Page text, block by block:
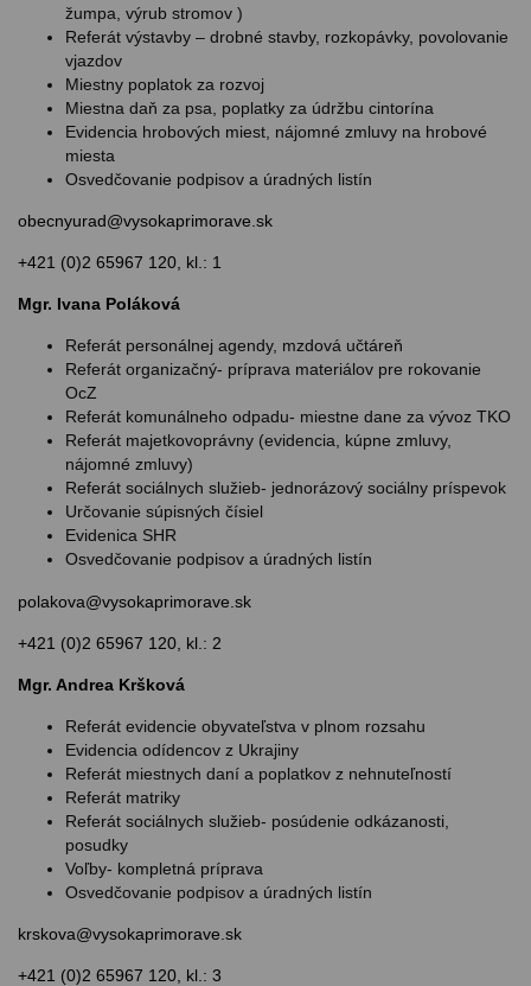
žumpa, výrub stromov )
Referát výstavby – drobné stavby, rozkopávky, povolovanie
vjazdov
Miestny poplatok za rozvoj
Miestna daň za psa, poplatky za údržbu cintorína
Evidencia hrobových miest, nájomné zmluvy na hrobové
miesta
Osvedčovanie podpisov a úradných listín
obecnyurad@vysokaprimorave.sk
+421 (0)2 65967 120, kl.: 1
Mgr. Ivana Poláková
Referát personálnej agendy, mzdová učtáreň
Referát organizačný- príprava materiálov pre rokovanie
OcZ
Referát komunálneho odpadu- miestne dane za vývoz TKO
Referát majetkovoprávny (evidencia, kúpne zmluvy,
nájomné zmluvy)
Referát sociálnych služieb- jednorázový sociálny príspevok
Určovanie súpisných čísiel
Evidenica SHR
Osvedčovanie podpisov a úradných listín
polakova@vysokaprimorave.sk
+421 (0)2 65967 120, kl.: 2
Mgr. Andrea Kršková
Referát evidencie obyvateľstva v plnom rozsahu
Evidencia odídencov z Ukrajiny
Referát miestnych daní a poplatkov z nehnuteľností
Referát matriky
Referát sociálnych služieb- posúdenie odkázanosti,
posudky
Voľby- kompletná príprava
Osvedčovanie podpisov a úradných listín
krskova@vysokaprimorave.sk
+421 (0)2 65967 120, kl.: 3